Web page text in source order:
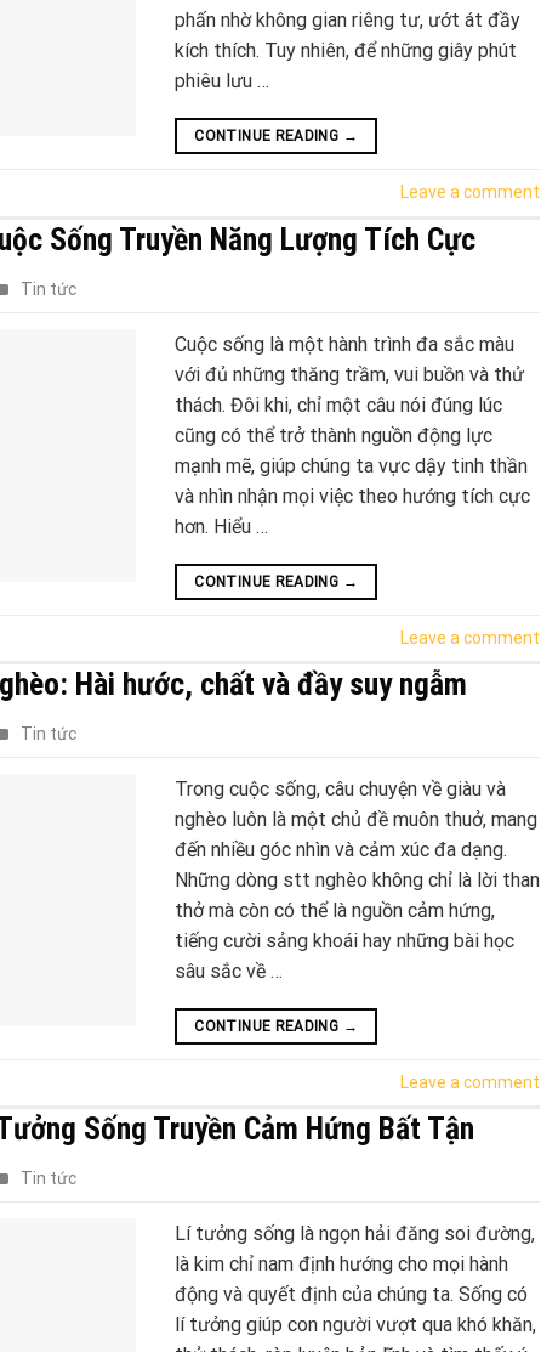
phấn nhờ không gian riêng tư, ướt át đầy
kích thích. Tuy nhiên, để những giây phút
phiêu lưu …
CONTINUE READING →
Leave a comment
Sống Truyền Năng Lượng Tích Cực
Tin tức
Cuộc sống là một hành trình đa sắc màu
với đủ những thăng trầm, vui buồn và thử
thách. Đôi khi, chỉ một câu nói đúng lúc
cũng có thể trở thành nguồn động lực
mạnh mẽ, giúp chúng ta vực dậy tinh thần
và nhìn nhận mọi việc theo hướng tích cực
hơn. Hiểu …
CONTINUE READING →
Leave a comment
Hài hước, chất và đầy suy ngẫm
Tin tức
Trong cuộc sống, câu chuyện về giàu và
nghèo luôn là một chủ đề muôn thuở, mang
đến nhiều góc nhìn và cảm xúc đa dạng.
Những dòng stt nghèo không chỉ là lời than
thở mà còn có thể là nguồn cảm hứng,
tiếng cười sảng khoái hay những bài học
sâu sắc về …
CONTINUE READING →
Leave a comment
Sống Truyền Cảm Hứng Bất Tận
Tin tức
Lí tưởng sống là ngọn hải đăng soi đường,
là kim chỉ nam định hướng cho mọi hành
động và quyết định của chúng ta. Sống có
lí tưởng giúp con người vượt qua khó khăn,